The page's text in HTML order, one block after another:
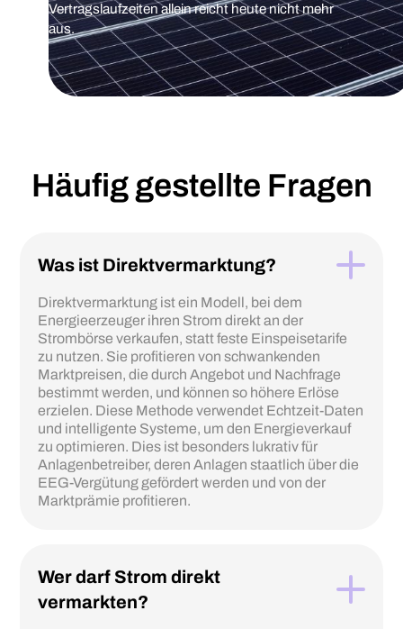
Vertragslaufzeiten allein reicht heute nicht mehr
aus.
Häufig gestellte Fragen
Was ist Direktvermarktung?
Direktvermarktung ist ein Modell, bei dem
Energieerzeuger ihren Strom direkt an der
Strombörse verkaufen, statt feste Einspeisetarife
zu nutzen. Sie profitieren von schwankenden
Marktpreisen, die durch Angebot und Nachfrage
bestimmt werden, und können so höhere Erlöse
erzielen. Diese Methode verwendet Echtzeit-Daten
und intelligente Systeme, um den Energieverkauf
zu optimieren. Dies ist besonders lukrativ für
Anlagenbetreiber, deren Anlagen staatlich über die
EEG-Vergütung gefördert werden und von der
Marktprämie profitieren.
Wer darf Strom direkt
vermarkten?